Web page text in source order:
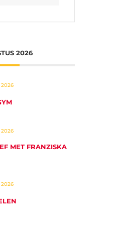
2026
2026
2026
MET FRANZISKA
2026